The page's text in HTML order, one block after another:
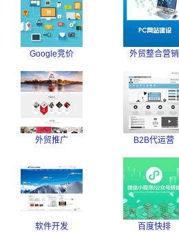
Google竞价 外贸整合营销
外贸推广 B2B代运营
软件开发 百度快排